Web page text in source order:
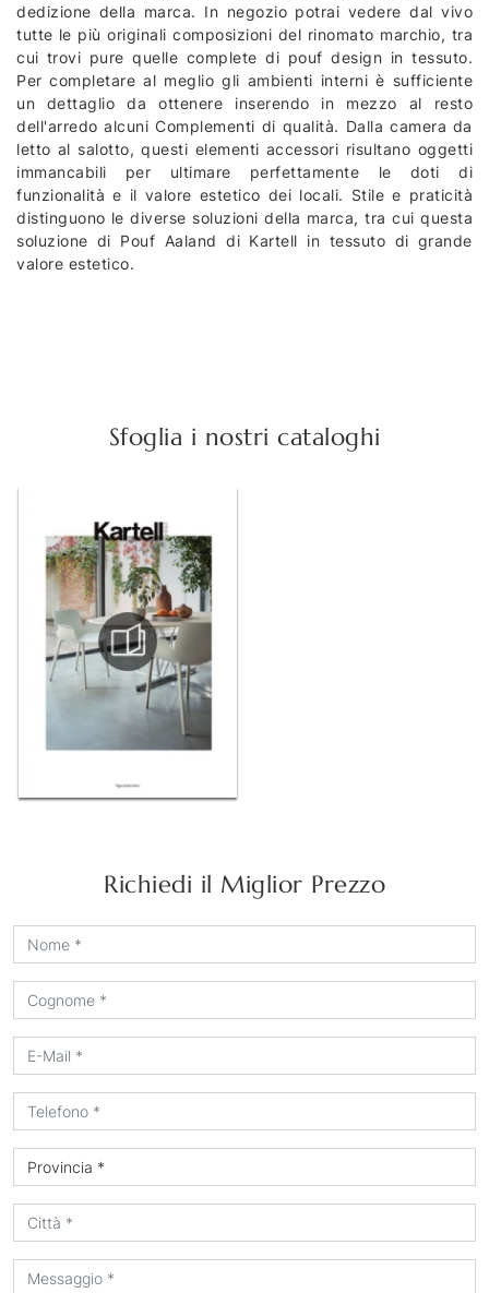
dedizione della marca. In negozio potrai vedere dal vivo
tutte le più originali composizioni del rinomato marchio, tra
cui trovi pure quelle complete di pouf design in tessuto.
Per completare al meglio gli ambienti interni è sufficiente
un dettaglio da ottenere inserendo in mezzo al resto
dell'arredo alcuni Complementi di qualità. Dalla camera da
letto al salotto, questi elementi accessori risultano oggetti
immancabili per ultimare perfettamente le doti di
funzionalità e il valore estetico dei locali. Stile e praticità
distinguono le diverse soluzioni della marca, tra cui questa
soluzione di Pouf Aaland di Kartell in tessuto di grande
valore estetico.
Sfoglia i nostri cataloghi
Richiedi il Miglior Prezzo